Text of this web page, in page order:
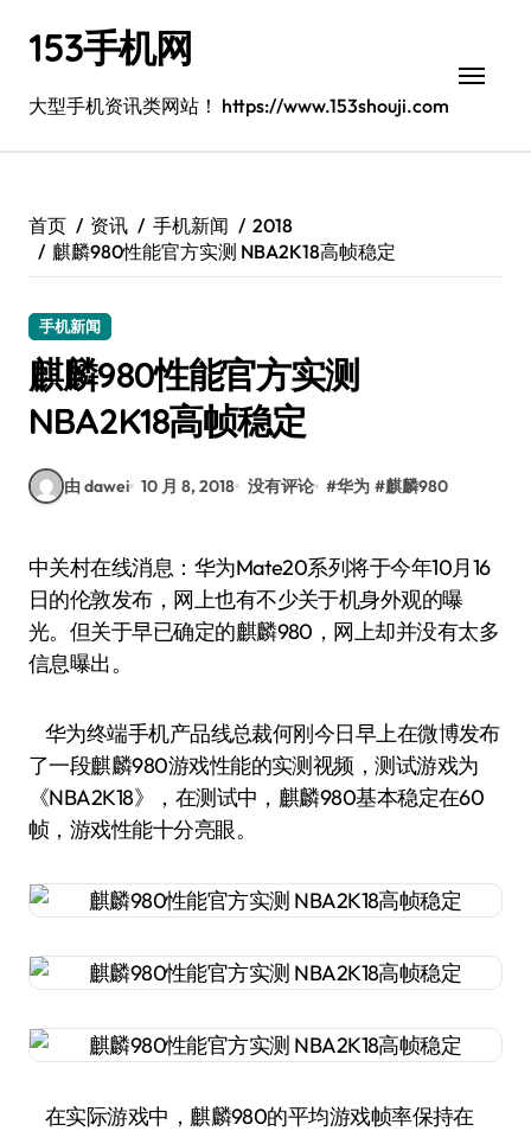
153手机网
大型手机资讯类网站！ https://www.153shouji.com
首页 资讯 手机新闻
2018
麒麟980性能官方实测 NBA2K18高帧稳定
手机新闻
麒麟980性能官方实测
NBA2K18高帧稳定
由 dawei 10 月 8, 2018 没有评论 #华为 #麒麟980
中关村在线消息：华为Mate20系列将于今年10月16
日的伦敦发布，网上也有不少关于机身外观的曝
光。但关于早已确定的麒麟980，网上却并没有太多
信息曝出。
华为终端手机产品线总裁何刚今日早上在微博发布
了一段麒麟980游戏性能的实测视频，测试游戏为
《NBA2K18》，在测试中，麒麟980基本稳定在60
帧，游戏性能十分亮眼。
在实际游戏中，麒麟980的平均游戏帧率保持在